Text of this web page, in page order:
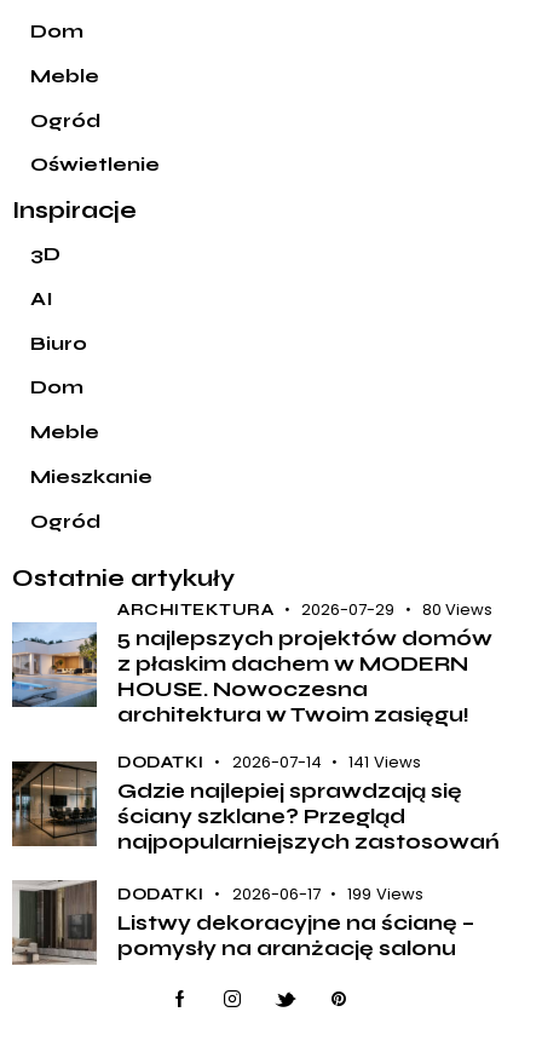
Dom
Meble
Ogród
Oświetlenie
Inspiracje
3D
AI
Biuro
Dom
Meble
Mieszkanie
Ogród
Ostatnie artykuły
ARCHITEKTURA 2026-07-29 80 Views
5 najlepszych projektów domów
z płaskim dachem w MODERN
HOUSE. Nowoczesna
architektura w Twoim zasięgu!
DODATKI 2026-07-14 141 Views
Gdzie najlepiej sprawdzają się
ściany szklane? Przegląd
najpopularniejszych zastosowań
DODATKI 2026-06-17 199 Views
Listwy dekoracyjne na ścianę –
pomysły na aranżację salonu